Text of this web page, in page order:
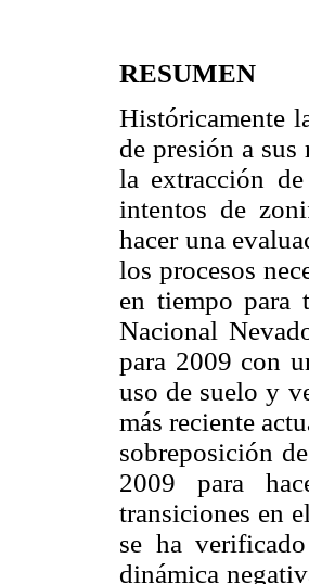
RESUMEN
Históricamente
de presión a
la extracción
intentos de
hacer una
los procesos
en tiempo para
Nacional
para 2009 con
uso de suelo y
más reciente
sobreposición
2009 para
transiciones en
se ha
dinámica